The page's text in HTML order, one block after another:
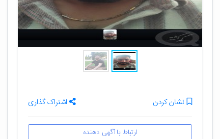
نشان کردن اشتراک گذاری
ارتباط با آگهی دهنده